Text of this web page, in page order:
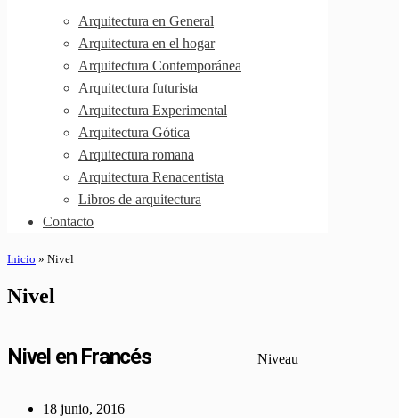
Arquitectura en General
Arquitectura en el hogar
Arquitectura Contemporánea
Arquitectura futurista
Arquitectura Experimental
Arquitectura Gótica
Arquitectura romana
Arquitectura Renacentista
Libros de arquitectura
Contacto
Inicio » Nivel
Nivel
Nivel en Francés Niveau
18 junio, 2016